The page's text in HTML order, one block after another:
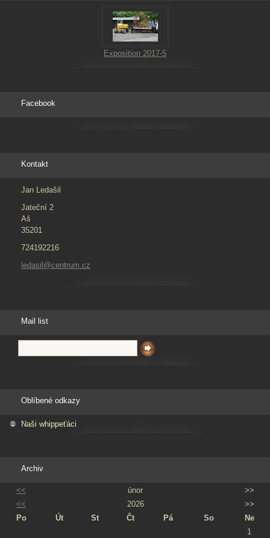
Exposition 2017-5
Facebook
Kontakt
Jan Ledašil
Jateční 2
Aš
35201
724192216
ledasil@centrum.cz
Mail list
Oblíbené odkazy
Naši whippeťáci
Archiv
<< únor
>>
<<
2026
>>
Po
Út St Čt Pá So
Ne
1